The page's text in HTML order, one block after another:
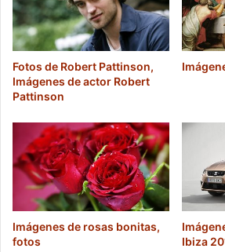
Fotos de Robert Pattinson,
Imágenes de actor Robert
Pattinson
Imágenes de rosas bonitas,
fotos
Ibiza